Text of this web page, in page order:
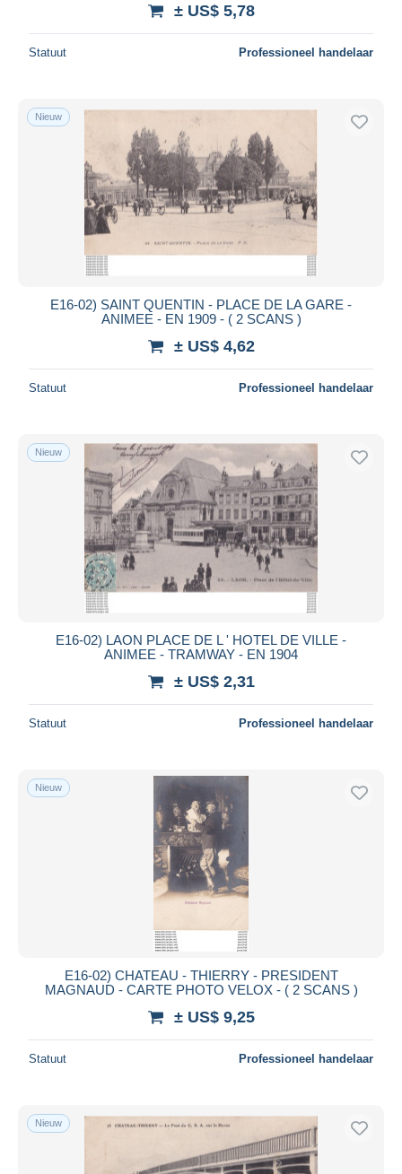
± US$ 5,78
Statuut Professioneel handelaar
Nieuw
E16-02) SAINT QUENTIN - PLACE DE LA GARE -
ANIMEE - EN 1909 - ( 2 SCANS )
± US$ 4,62
Statuut Professioneel handelaar
Nieuw
E16-02) LAON PLACE DE L ' HOTEL DE VILLE -
ANIMEE - TRAMWAY - EN 1904
± US$ 2,31
Statuut Professioneel handelaar
Nieuw
E16-02) CHATEAU - THIERRY - PRESIDENT
MAGNAUD - CARTE PHOTO VELOX - ( 2 SCANS )
± US$ 9,25
Statuut Professioneel handelaar
Nieuw